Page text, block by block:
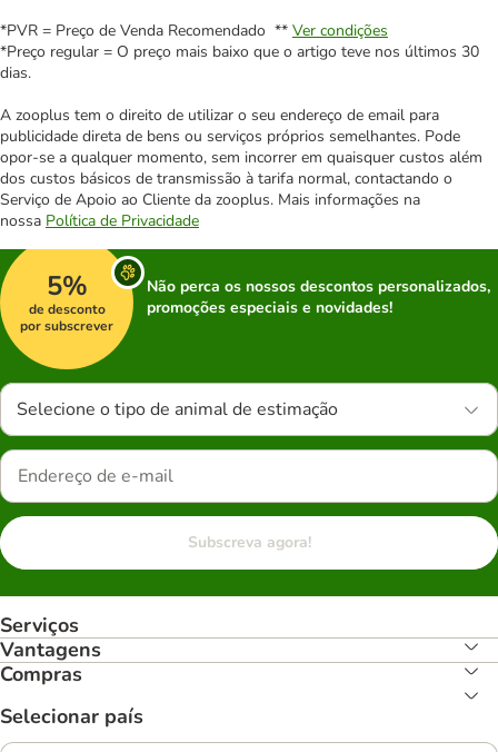
*PVR = Preço de Venda Recomendado ** Ver condições
*Preço regular = O preço mais baixo que o artigo teve nos últimos 30
dias.
A zooplus tem o direito de utilizar o seu endereço de email para
publicidade direta de bens ou serviços próprios semelhantes. Pode
opor-se a qualquer momento, sem incorrer em quaisquer custos além
dos custos básicos de transmissão à tarifa normal, contactando o
Serviço de Apoio ao Cliente da zooplus. Mais informações na
nossa Política de Privacidade
5%
de desconto
por subscrever
Não perca os nossos descontos personalizados,
promoções especiais e novidades!
Selecione o tipo de animal de estimação
Subscreva agora!
Serviços
Vantagens
Compras
Selecionar país